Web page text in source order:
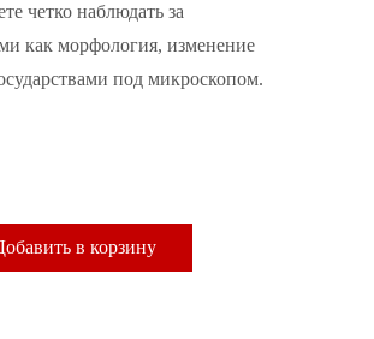
четко наблюдать за
как морфология, изменение
под микроскопом.
в корзину